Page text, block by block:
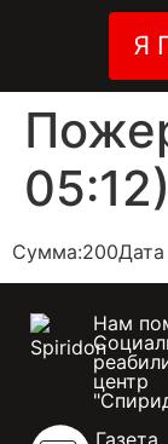
Я
05:12)
Сумма:200Дата
Нам
центр